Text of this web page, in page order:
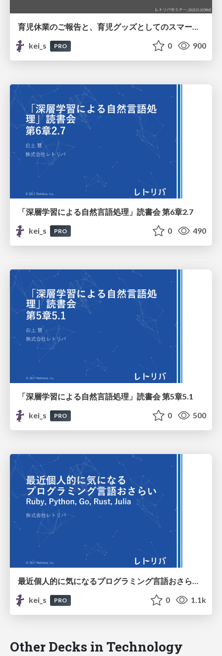
育児休業のご報告と、育児グッズとしてのスマートスピーカー / Parental Leave and SmartSpeaker
kei_s
PRO 0 900
「深層学習による自然言語処理」読書会 第6章2.7
kei_s
PRO 0 490
「深層学習による自然言語処理」読書会 第5章5.1
kei_s
PRO 0 500
最近個人的に気になるプログラミング言語おさらい Ruby, Python, Go, Rust, Julia
kei_s
PRO 0 1.1k
Other Decks in Technology